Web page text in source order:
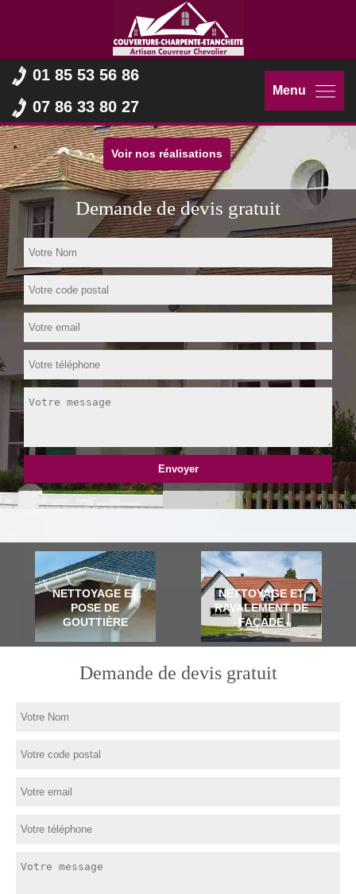
01 85 53 56 86
07 86 33 80 27
Menu
Voir nos réalisations
Demande de devis gratuit
NETTOYAGE ET
POSE DE
GOUTTIÈRE
NETTOYAGE ET
RAVALEMENT DE
FAÇADE
Demande de devis gratuit